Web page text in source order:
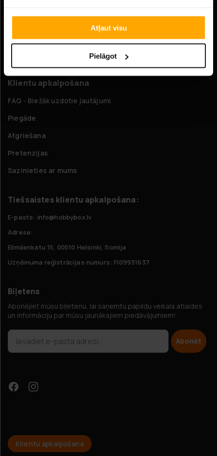
Atļaut visu
Pielāgot
Informācija
Uzņēmuma informācija
Klientu apkalpošana
FAQ - Biežāk uzdotie jautājumi
Piegāde
Atgriešana
Pretenzijas
Sazinieties ar mums
Tiešsaistes klientu apkalpošana:
E-pasts: info@hobbybox.lv
Adrese:
Elimäenkatu 15, 00510 Helsinki, Somija
Uzņēmuma reģistrācijas numurs: FI09931637
Biļetens
Abonējiet mūsu biļetenu, lai saņemtu papildu veikala atlaides
un informāciju par mūsu jaunākajiem piedāvājumiem!
Abonēt
Klientu apkalpošana